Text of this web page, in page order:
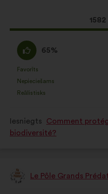
Šis
Piekrītu
:
65%
kā:
Favorīts
:reize(-
s)
Nepieciešams
:reize(-
s)
Reālistisks
:reize(-
Iesniegts
Comment
biodiversité?
PriekšlikumuLe Pôle Grands